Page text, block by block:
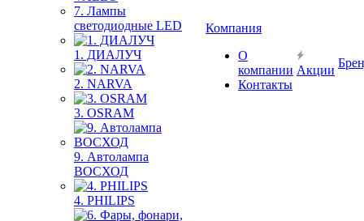
7. Лампы
светодиодные LED
1. ДИАЛУЧ
2. NARVA
3. OSRAM
9. Автолампа
ВОСХОД
4. PHILIPS
Компания
О
компании
Контакты
Акции